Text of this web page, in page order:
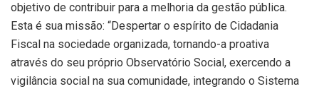
objetivo de contribuir para a melhoria da gestão pública.
Esta é sua missão: “Despertar o espírito de Cidadania
Fiscal na sociedade organizada, tornando-a proativa
através do seu próprio Observatório Social, exercendo a
vigilância social na sua comunidade, integrando o Sistema